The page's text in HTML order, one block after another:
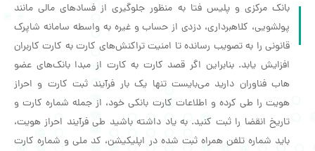
بانک مرکزی و پلیس فتا به منظور جلوگیری از فسادهای مالی مانند
پولشویی، کلاهبرداری، دزدی از حساب و غیره به واسطه سامانه شاپرک
قانونی را به تصویب رسانده تا امنیت تراکنش‌های کارت به کارت کاربران
افزایش یابد. بنابراین اگر قصد کارت به کارت از مبدا بانک‌های عضو
هاب فناوران دارید می‌بایست تنها یک بار فرآیند ثبت کارت و احراز
هویت را طی کرده و اطلاعات کارت بانکی خود، از جمله شماره کارت و
تاریخ انقضا را ثبت کنید. به یاد داشته باشید طی فرآیند احراز هویت،
باید شماره تلفن همراه ثبت شده در اپلیکیشن، کد ملی و شماره کارت